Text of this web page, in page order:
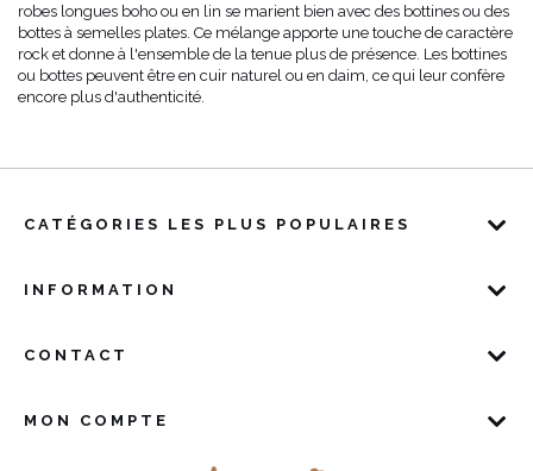
robes longues boho ou en lin se marient bien avec des bottines ou des
bottes à semelles plates. Ce mélange apporte une touche de caractère
rock et donne à l'ensemble de la tenue plus de présence. Les bottines
ou bottes peuvent être en cuir naturel ou en daim, ce qui leur confère
encore plus d'authenticité.
CATÉGORIES LES PLUS POPULAIRES
INFORMATION
CONTACT
MON COMPTE